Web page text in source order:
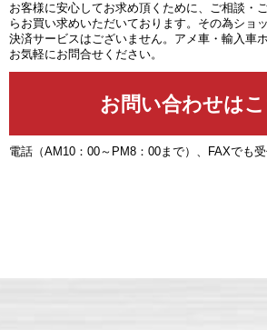
お客様に安心してお求め頂くために、ご相談・
らお買い求めいただいております。その為ショ
決済サービスはございません。アメ車・輸入車
お気軽にお問合せください。
電話（AM10：00～PM8：00まで）、FAXでも